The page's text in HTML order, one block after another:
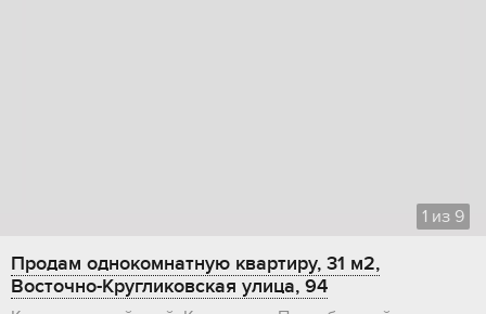
1 из 9
Продам однокомнатную квартиру, 31 м2,
Восточно-Кругликовская улица, 94